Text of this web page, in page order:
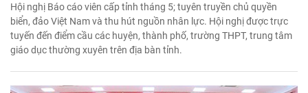
Hội nghị Báo cáo viên cấp tỉnh tháng 5; tuyên truyền chủ quyền
biển, đảo Việt Nam và thu hút nguồn nhân lực. Hội nghị được trực
tuyến đến điểm cầu các huyện, thành phố, trường THPT, trung tâm
giáo dục thường xuyên trên địa bàn tỉnh.